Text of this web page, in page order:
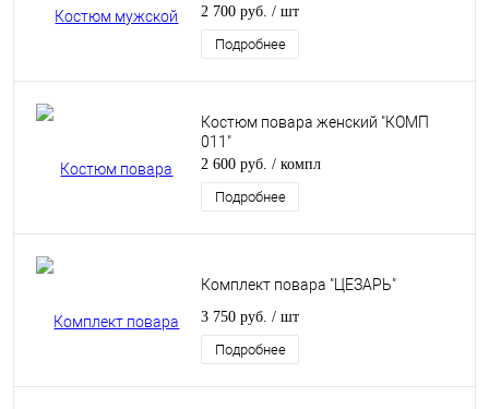
2 700 руб. / шт
Подробнее
Костюм повара женский "КОМП
011"
2 600 руб. / компл
Подробнее
Комплект повара "ЦЕЗАРЬ"
3 750 руб. / шт
Подробнее